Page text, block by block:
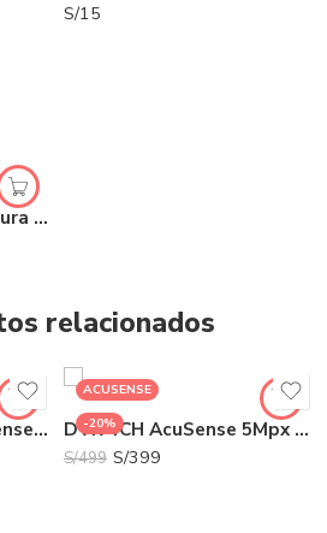
Disco Duro 10TB Púrpura Western Digital | SE-HDD10TB
S/15
relacionados
DVR 8CH 1080P AcuSense 1HDD | HK-IDS7208HQHI-M1/XT
ACUSENSE
-20%
DVR 4CH AcuSense 5Mpx HDMI 1HDD Con Analítica | HK-iDS7204HUHI-M1/XT
S/499 S/399